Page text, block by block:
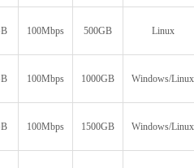
100Mbps 500GB Linux
100Mbps 1000GB Windows/Linux
100Mbps 1500GB Windows/Linux